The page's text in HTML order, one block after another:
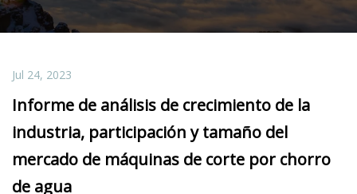
Jul 24, 2023
Informe de análisis de crecimiento de la
industria, participación y tamaño del
mercado de máquinas de corte por chorro
de agua